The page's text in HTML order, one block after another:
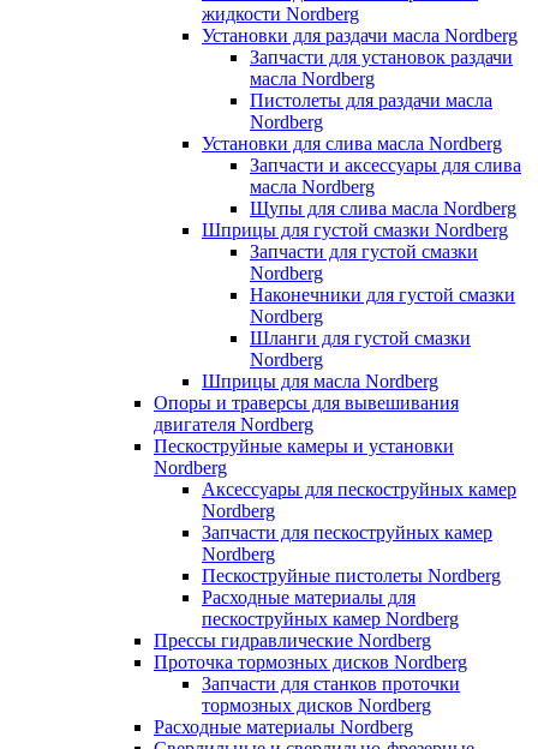
жидкости Nordberg
Установки для раздачи масла Nordberg
Запчасти для установок раздачи
масла Nordberg
Пистолеты для раздачи масла
Nordberg
Установки для слива масла Nordberg
Запчасти и аксессуары для слива
масла Nordberg
Щупы для слива масла Nordberg
Шприцы для густой смазки Nordberg
Запчасти для густой смазки
Nordberg
Наконечники для густой смазки
Nordberg
Шланги для густой смазки
Nordberg
Шприцы для масла Nordberg
Опоры и траверсы для вывешивания
двигателя Nordberg
Пескоструйные камеры и установки
Nordberg
Аксессуары для пескоструйных камер
Nordberg
Запчасти для пескоструйных камер
Nordberg
Пескоструйные пистолеты Nordberg
Расходные материалы для
пескоструйных камер Nordberg
Прессы гидравлические Nordberg
Проточка тормозных дисков Nordberg
Запчасти для станков проточки
тормозных дисков Nordberg
Расходные материалы Nordberg